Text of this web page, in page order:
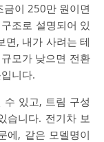
금이 250만 원이면
조로 설명되어 있
면, 내가 사려는 테
모가 낮으면 전환
니다.
수 있고, 트림 구성
습니다. 전기차 보
에, 같은 모델명이